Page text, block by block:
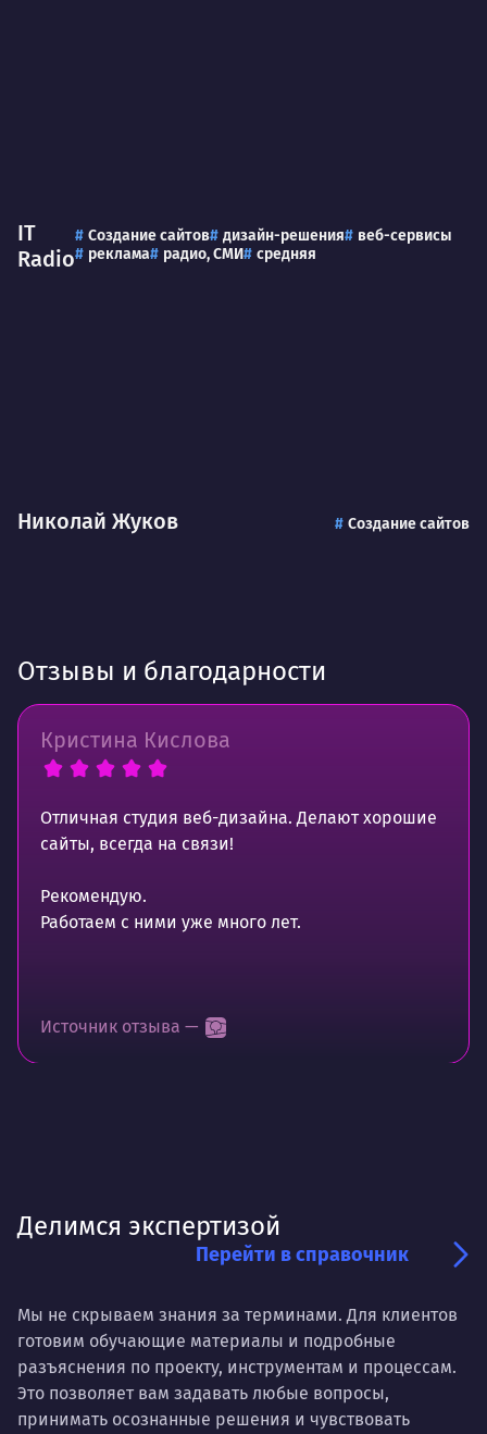
IT
Radio
Создание сайтов дизайн-решения
веб-сервисы
реклама
радио, СМИ средняя
Николай Жуков Создание сайтов
Отзывы и благодарности
Кристина Кислова
Отличная студия веб-дизайна. Делают хорошие
сайты, всегда на связи!
Рекомендую.
Работаем с ними уже много лет.
Источник отзыва —
Делимся экспертизой
Перейти в справочник
Мы не скрываем знания за терминами. Для клиентов
готовим обучающие материалы и подробные
разъяснения по проекту, инструментам и процессам.
Это позволяет вам задавать любые вопросы,
принимать осознанные решения и чувствовать